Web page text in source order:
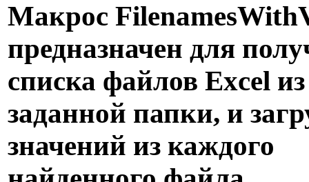
Макрос
предназначен для
списка файлов Excel из
заданной папки, и
значений из каждого